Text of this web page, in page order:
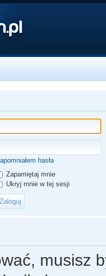
hasła
Zapamiętaj mnie
Ukryj mnie w tej sesji
musisz